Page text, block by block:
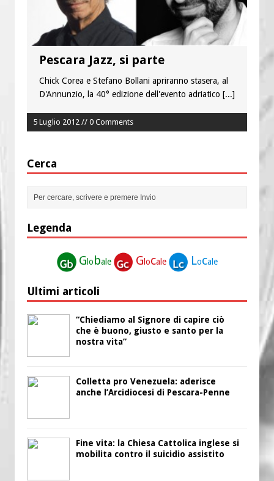
anche l’Arcidiocesi di Pescara-Penne
Pescara Jazz, si parte
Chick Corea e Stefano Bollani apriranno stasera, al
D'Annunzio, la 40° edizione dell'evento adriatico [...]
5 Luglio 2012 // 0 Comments
Cerca
Legenda
G lobale G locale Locale
Ultimi articoli
“Chiediamo al Signore di capire ciò
che è buono, giusto e santo per la
nostra vita”
Colletta pro Venezuela: aderisce
anche l’Arcidiocesi di Pescara-Penne
Fine vita: la Chiesa Cattolica inglese si
mobilita contro il suicidio assistito